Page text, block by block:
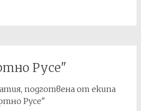
Русе"
подготвена от екипа
Русе"